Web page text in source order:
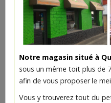
Notre magasin situé à
sous un même toit plus de
afin de vous proposer le
Vous y trouverez tout du
Crayon sourcils